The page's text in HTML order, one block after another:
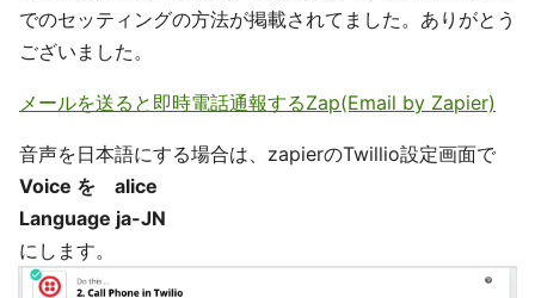
でのセッティングの方法が掲載されてました。ありがとう
ございました。
メールを送ると即時電話通報するZap(Email by Zapier)
音声を日本語にする場合は、zapierのTwillio設定画面で
Voice を alice
Language ja-JN
にします。